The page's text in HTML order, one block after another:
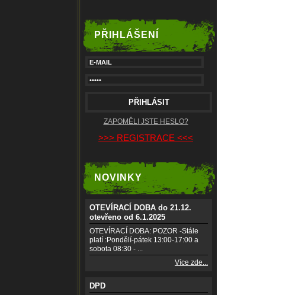
PŘIHLÁŠENÍ
ZAPOMĚLI JSTE HESLO?
>>> REGISTRACE <<<
NOVINKY
OTEVÍRACÍ DOBA do 21.12.
otevřeno od 6.1.2025
OTEVÍRACÍ DOBA: POZOR -Stále
platí :Pondělí-pátek 13:00-17:00 a
sobota 08:30 - ...
Více zde...
DPD